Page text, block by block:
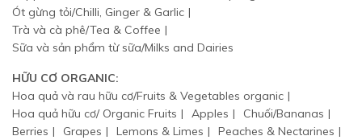
Ót gừng tỏi/Chilli, Ginger & Garlic
Trà và cà phê/Tea & Coffee
Sữa và sản phẩm từ sữa/Milks and Dairies
HỮU CƠ ORGANIC:
Hoa quả và rau hữu cơ/Fruits & Vegetables organic
Hoa quả hữu cơ/ Organic Fruits
Apples
Chuối/Bananas
Berries
Grapes Lemons & Limes
Peaches & Nectarines